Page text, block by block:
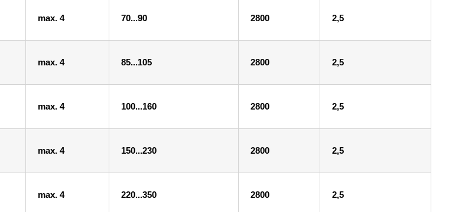
max. 4 70...90 2800 2,5
max. 4 85...105 2800 2,5
max. 4 100...160 2800 2,5
max. 4 150...230 2800 2,5
max. 4 220...350 2800 2,5